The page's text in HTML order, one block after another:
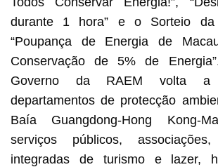
durante 1 hora” e o Sorteio da
“Poupança de Energia de
Conservação de 5% de
Governo da RAEM volta a
departamentos de protecção
Baía Guangdong-Hong Kong-
serviços públicos,
integradas de turismo e lazer,